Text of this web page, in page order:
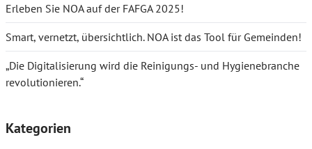
Erleben Sie NOA auf der FAFGA 2025!
Smart, vernetzt, übersichtlich. NOA ist das Tool für Gemeinden!
„Die Digitalisierung wird die Reinigungs- und Hygienebranche
revolutionieren.“
Kategorien